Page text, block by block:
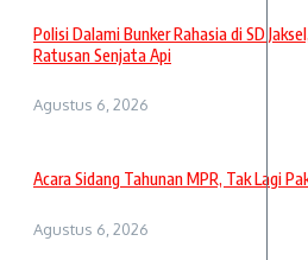
Polisi Dalami Bunker Rahasia di SD
Ratusan Senjata Api
Agustus 6, 2026
Acara Sidang Tahunan MPR, Tak Lagi
Agustus 6, 2026